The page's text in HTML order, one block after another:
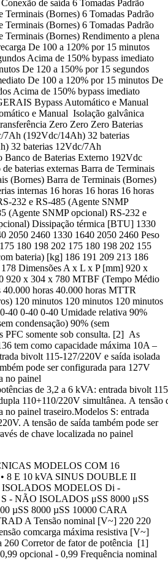
de saída 6 Tomadas Padrão
(Bornes) 6 Tomadas Padrão
(Bornes) 6 Tomadas Padrão
(Bornes) Rendimento a plena
De 100 a 120% por 15 minutos
Acima de 150% bypass imediato
De 120 a 150% por 15 segundos
De 100 a 120% por 15 minutos De
Acima de 150% bypass imediato
Bypass Automático e Manual
e Manual Isolação galvânica
Zero Zero Zero Baterias
7Ah (192Vdc/14Ah) 32 baterias
32 baterias 12Vdc/7Ah
Banco de Baterias Externo 192Vdc
baterias externas Barra de Terminais
(Bornes) Barra de Terminais (Bornes)
internas 16 horas 16 horas 16 horas
232 e RS-485 (Agente SNMP
(Agente SNMP opcional) RS-232 e
Dissipação térmica [BTU] 1330
2050 2460 1330 1640 2050 2460 Peso
180 198 202 175 180 198 202 155
bateria) [kg] 186 191 209 213 186
Dimensões A x L x P [mm] 920 x
920 x 304 x 780 MTBF (Tempo Médio
40.000 horas 40.000 horas MTTR
120 minutos 120 minutos 120 minutos
40 0-40 0-40 Umidade relativa 90%
condensação) 90% (sem
PFC somente sob consulta. [2] As
tem como capacidade máxima 10A –
bivolt 115-127/220V e saída isolada
pode ser configurada para 127V
no painel
de 3,2 a 6 kVA: entrada bivolt
110+110/220V simultânea. A
no painel traseiro.Modelos S: entrada
A tensão de saída também pode ser
de chave localizada no painel
MODELOS COM 16
8 E 10 kVA SINUS DOUBLE II
MODELOS Di -
- NÃO ISOLADOS μSS 8000 μSS
µSS 8000 µSS 10000 CARA
A Tensão nominal [V~] 220 220
comcarga máxima resistiva [V~]
260 Corretor de fator de potência [1]
opcional - 0,99 Frequência nominal